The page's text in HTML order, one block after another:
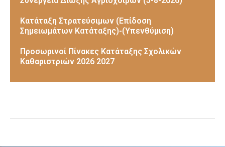
Κατάταξη Στρατεύσιμων (Επίδοση
Σημειωμάτων Κατάταξης)-(Υπενθύμιση)
Προσωρινοί Πίνακες Κατάταξης Σχολικών
Καθαριστριών 2026 2027